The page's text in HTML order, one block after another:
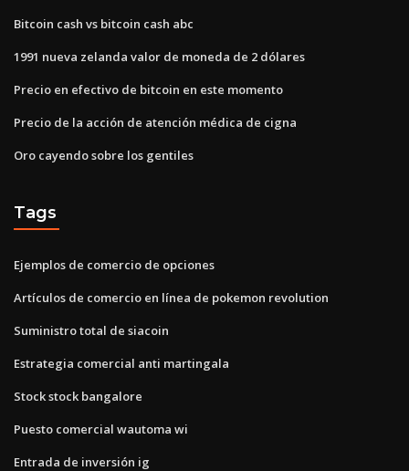
Bitcoin cash vs bitcoin cash abc
1991 nueva zelanda valor de moneda de 2 dólares
Precio en efectivo de bitcoin en este momento
Precio de la acción de atención médica de cigna
Oro cayendo sobre los gentiles
Tags
Ejemplos de comercio de opciones
Artículos de comercio en línea de pokemon revolution
Suministro total de siacoin
Estrategia comercial anti martingala
Stock stock bangalore
Puesto comercial wautoma wi
Entrada de inversión ig